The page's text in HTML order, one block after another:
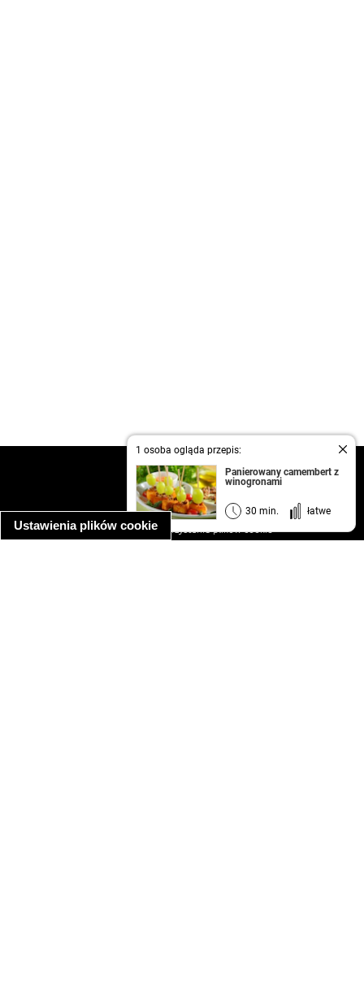
Ustawienia plików cookie
1 osoba ogląda przepis:
Panierowany camembert z
winogronami
30 min. łatwe
kontakt
regulamin
informacja o prywatności
informacja o wykorzystaniu plików cookie